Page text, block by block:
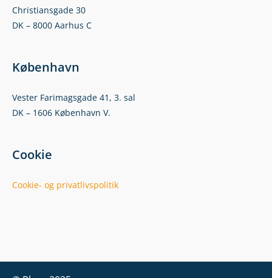
Christiansgade 30
DK – 8000 Aarhus C
København
Vester Farimagsgade 41, 3. sal
DK – 1606 København V.
Cookie
Cookie- og privatlivspolitik